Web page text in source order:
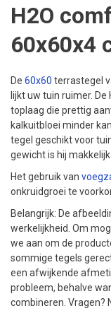
H2O
60x60x4
De 60x60 terrastegel
lijkt uw tuin ruimer.
toplaag die prettig
kalkuitbloei minder
tegel geschikt voor
gewicht is hij
Het gebruik van
onkruidgroei te
Belangrijk: De
werkelijkheid. Om
we aan om de
sommige tegels
een afwijkende
probleem, behalve
combineren. Vragen?